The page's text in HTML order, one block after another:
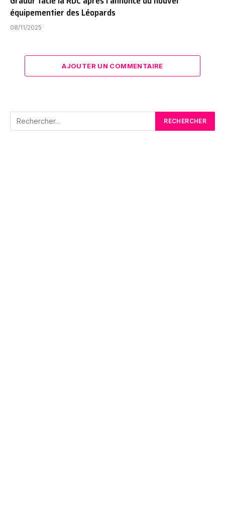
équipementier des Léopards
08/11/2025
AJOUTER UN COMMENTAIRE